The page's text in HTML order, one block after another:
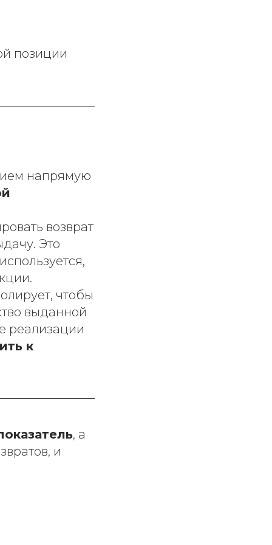
позиции
напрямую
возврат
Это
чтобы
выданной
реализации
к
, а
и